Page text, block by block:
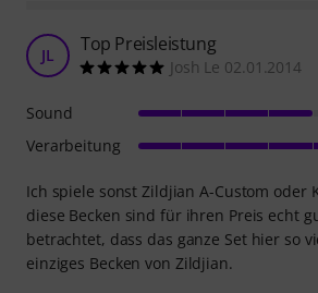
JL Top Preisleistung
Josh Le 02.01.2014
Ich spiele sonst Zildjian A-Custom oder
diese Becken sind für ihren Preis echt
betrachtet, dass das ganze Set hier so
einziges Becken von Zildjian.
Sound
Verarbeitung